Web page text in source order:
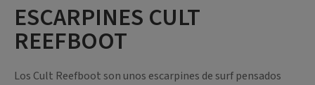
ESCARPINES CULT
REEFBOOT
Los Cult Reefboot son unos escarpines de surf pensados